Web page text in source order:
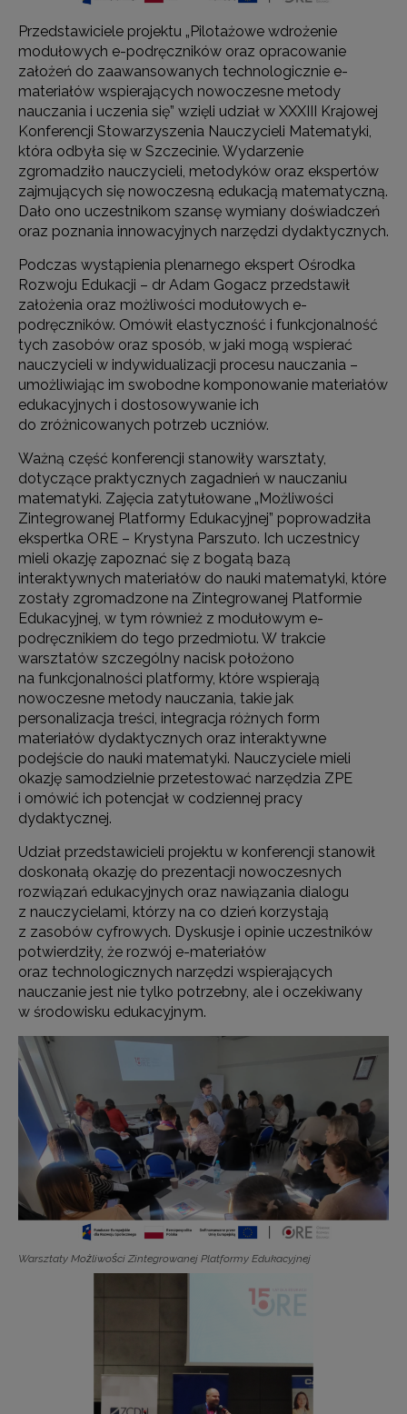
Przedstawiciele projektu „Pilotażowe wdrożenie
modułowych e-podręczników oraz opracowanie
założeń do zaawansowanych technologicznie e-
materiałów wspierających nowoczesne metody
nauczania i uczenia się” wzięli udział w XXXIII Krajowej
Konferencji Stowarzyszenia Nauczycieli Matematyki,
która odbyła się w Szczecinie. Wydarzenie
zgromadziło nauczycieli, metodyków oraz ekspertów
zajmujących się nowoczesną edukacją matematyczną.
Dało ono uczestnikom szansę wymiany doświadczeń
oraz poznania innowacyjnych narzędzi dydaktycznych.
Podczas wystąpienia plenarnego ekspert Ośrodka
Rozwoju Edukacji – dr Adam Gogacz przedstawił
założenia oraz możliwości modułowych e-
podręczników. Omówił elastyczność i funkcjonalność
tych zasobów oraz sposób, w jaki mogą wspierać
nauczycieli w indywidualizacji procesu nauczania –
umożliwiając im swobodne komponowanie materiałów
edukacyjnych i dostosowywanie ich
do zróżnicowanych potrzeb uczniów.
Ważną część konferencji stanowiły warsztaty,
dotyczące praktycznych zagadnień w nauczaniu
matematyki. Zajęcia zatytułowane „Możliwości
Zintegrowanej Platformy Edukacyjnej” poprowadziła
ekspertka ORE – Krystyna Parszuto. Ich uczestnicy
mieli okazję zapoznać się z bogatą bazą
interaktywnych materiałów do nauki matematyki, które
zostały zgromadzone na Zintegrowanej Platformie
Edukacyjnej, w tym również z modułowym e-
podręcznikiem do tego przedmiotu. W trakcie
warsztatów szczególny nacisk położono
na funkcjonalności platformy, które wspierają
nowoczesne metody nauczania, takie jak
personalizacja treści, integracja różnych form
materiałów dydaktycznych oraz interaktywne
podejście do nauki matematyki. Nauczyciele mieli
okazję samodzielnie przetestować narzędzia ZPE
i omówić ich potencjał w codziennej pracy
dydaktycznej.
Udział przedstawicieli projektu w konferencji stanowił
doskonałą okazję do prezentacji nowoczesnych
rozwiązań edukacyjnych oraz nawiązania dialogu
z nauczycielami, którzy na co dzień korzystają
z zasobów cyfrowych. Dyskusje i opinie uczestników
potwierdziły, że rozwój e-materiałów
oraz technologicznych narzędzi wspierających
nauczanie jest nie tylko potrzebny, ale i oczekiwany
w środowisku edukacyjnym.
Warsztaty Możliwości Zintegrowanej Platformy Edukacyjnej